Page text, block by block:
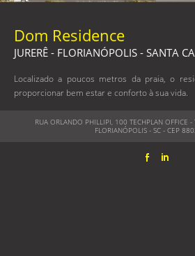
Dom Residence
JURERÊ - FLORIANÓPOLIS - SANTA
Localizado a poucos metros da praia, o
proporcionar bem estar e conforto à sua vida.
RUA ORLANDO PHILLIPI, 100 TECHPLAN OFFICE -
FLORIANÓPOLIS - SC - CEP